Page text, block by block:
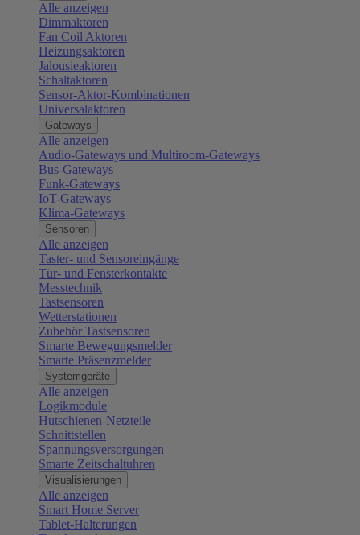
Alle anzeigen
Dimmaktoren
Fan Coil Aktoren
Heizungsaktoren
Jalousieaktoren
Schaltaktoren
Sensor-Aktor-Kombinationen
Universalaktoren
Gateways
Alle anzeigen
Audio-Gateways und Multiroom-Gateways
Bus-Gateways
Funk-Gateways
IoT-Gateways
Klima-Gateways
Sensoren
Alle anzeigen
Taster- und Sensoreingänge
Tür- und Fensterkontakte
Messtechnik
Tastsensoren
Wetterstationen
Zubehör Tastsensoren
Smarte Bewegungsmelder
Smarte Präsenzmelder
Systemgeräte
Alle anzeigen
Logikmodule
Hutschienen-Netzteile
Schnittstellen
Spannungsversorgungen
Smarte Zeitschaltuhren
Visualisierungen
Alle anzeigen
Smart Home Server
Tablet-Halterungen